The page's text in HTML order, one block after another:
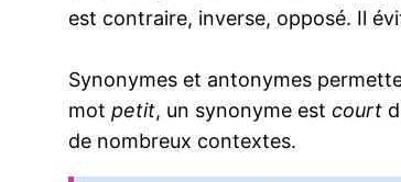
est contraire, inverse, opposé. Il
Synonymes et antonymes
mot petit, un synonyme est court
de nombreux contextes.